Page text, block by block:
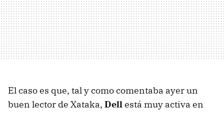
El caso es que, tal y como comentaba ayer un
buen lector de Xataka, Dellestá muy activa en